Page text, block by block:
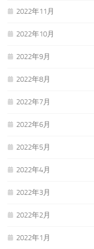
2022年11月
2022年10月
2022年9月
2022年8月
2022年7月
2022年6月
2022年5月
2022年4月
2022年3月
2022年2月
2022年1月